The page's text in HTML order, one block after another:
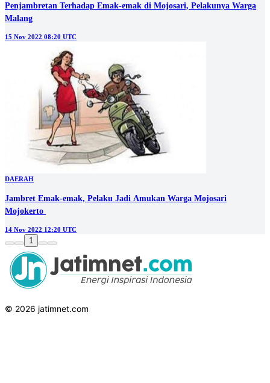
Penjambretan Terhadap Emak-emak di Mojosari, Pelakunya Warga
Malang
15 Nov 2022 08:20 UTC
DAERAH
Jambret Emak-emak, Pelaku Jadi Amukan Warga Mojosari
Mojokerto
14 Nov 2022 12:20 UTC
1
© 2026 jatimnet.com